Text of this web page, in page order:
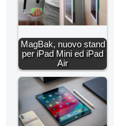
MagBak, nuovo stand
per iPad Mini ed iPad
Air